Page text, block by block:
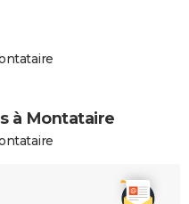
à Montataire